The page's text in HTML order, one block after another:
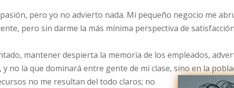
pero yo no advierto nada. Mi pequeño negocio me
pero sin darme la más mínima perspectiva de
mantener despierta la memoria de los empleados,
no la que dominará entre gente de mi clase, sino en la
no me resultan del todo claros; no